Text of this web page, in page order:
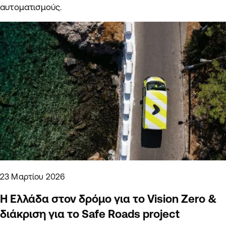
αυτοματισμούς.
23 Μαρτίου 2026
Η Ελλάδα στον δρόμο για το Vision Zero &
διάκριση για το Safe Roads project